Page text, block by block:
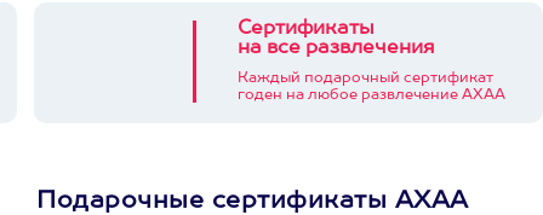
Сертификаты
на все развлечения
Каждый подарочный сертификат
годен на любое развлечение АХАА
Подарочные сертификаты АХАА